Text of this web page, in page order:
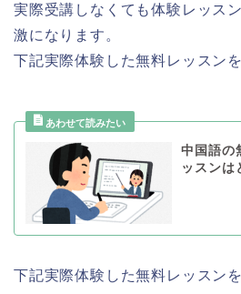
実際受講しなくても体験レッス
激になります。
下記実際体験した無料レッスン
中国語の
ッスンは
下記実際体験した無料レッスン